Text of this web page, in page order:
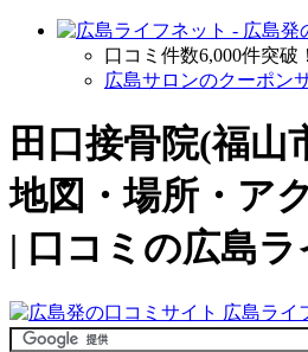
口コミ件数6,000件突破！
広島サロンのクーポン
田口接骨院(福山
地図・場所・ア
| 口コミの広島